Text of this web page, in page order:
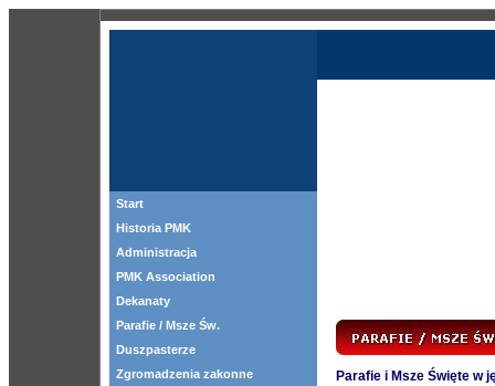
Start
Historia PMK
Administracja
PMK Association
Dekanaty
Parafie / Msze Św.
Duszpasterze
Zgromadzenia zakonne
Parafie i Msze Święte w